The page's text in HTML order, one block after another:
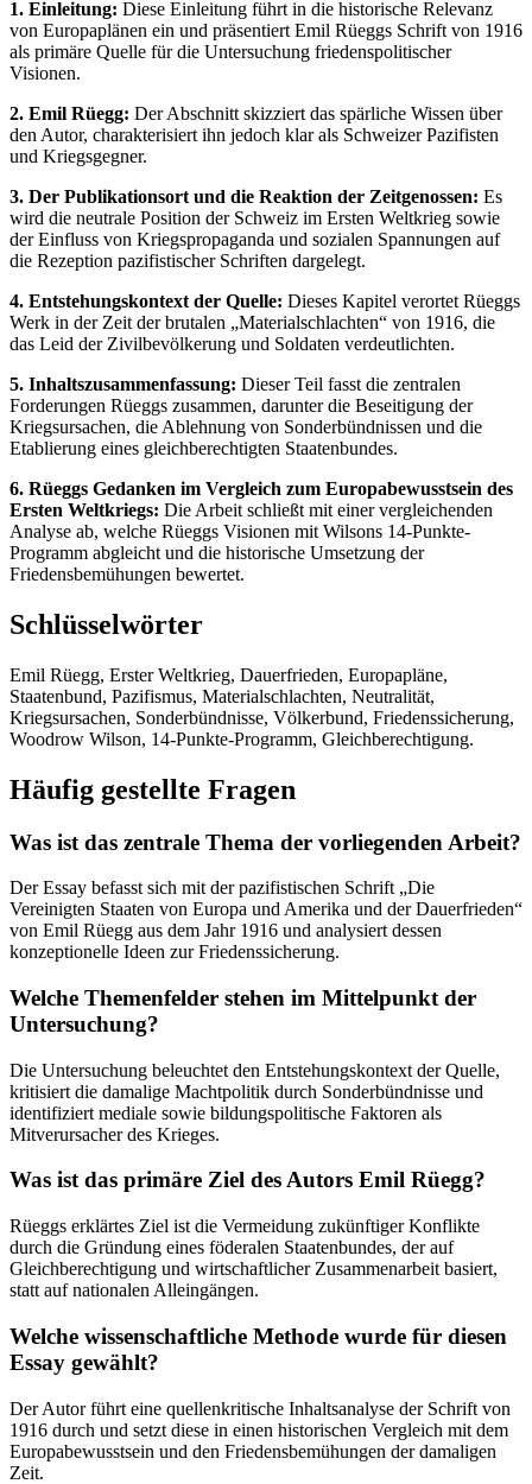
1. Einleitung: Diese Einleitung führt in die historische Relevanz
von Europaplänen ein und präsentiert Emil Rüeggs Schrift von 1916
als primäre Quelle für die Untersuchung friedenspolitischer
Visionen.
2. Emil Rüegg: Der Abschnitt skizziert das spärliche Wissen über
den Autor, charakterisiert ihn jedoch klar als Schweizer Pazifisten
und Kriegsgegner.
3. Der Publikationsort und die Reaktion der Zeitgenossen: Es
wird die neutrale Position der Schweiz im Ersten Weltkrieg sowie
der Einfluss von Kriegspropaganda und sozialen Spannungen auf
die Rezeption pazifistischer Schriften dargelegt.
4. Entstehungskontext der Quelle: Dieses Kapitel verortet Rüeggs
Werk in der Zeit der brutalen „Materialschlachten“ von 1916, die
das Leid der Zivilbevölkerung und Soldaten verdeutlichten.
5. Inhaltszusammenfassung: Dieser Teil fasst die zentralen
Forderungen Rüeggs zusammen, darunter die Beseitigung der
Kriegsursachen, die Ablehnung von Sonderbündnissen und die
Etablierung eines gleichberechtigten Staatenbundes.
6. Rüeggs Gedanken im Vergleich zum Europabewusstsein des
Ersten Weltkriegs: Die Arbeit schließt mit einer vergleichenden
Analyse ab, welche Rüeggs Visionen mit Wilsons 14-Punkte-
Programm abgleicht und die historische Umsetzung der
Friedensbemühungen bewertet.
Schlüsselwörter
Emil Rüegg, Erster Weltkrieg, Dauerfrieden, Europapläne,
Staatenbund, Pazifismus, Materialschlachten, Neutralität,
Kriegsursachen, Sonderbündnisse, Völkerbund, Friedenssicherung,
Woodrow Wilson, 14-Punkte-Programm, Gleichberechtigung.
Häufig gestellte Fragen
Was ist das zentrale Thema der vorliegenden Arbeit?
Der Essay befasst sich mit der pazifistischen Schrift „Die
Vereinigten Staaten von Europa und Amerika und der Dauerfrieden“
von Emil Rüegg aus dem Jahr 1916 und analysiert dessen
konzeptionelle Ideen zur Friedenssicherung.
Welche Themenfelder stehen im Mittelpunkt der
Untersuchung?
Die Untersuchung beleuchtet den Entstehungskontext der Quelle,
kritisiert die damalige Machtpolitik durch Sonderbündnisse und
identifiziert mediale sowie bildungspolitische Faktoren als
Mitverursacher des Krieges.
Was ist das primäre Ziel des Autors Emil Rüegg?
Rüeggs erklärtes Ziel ist die Vermeidung zukünftiger Konflikte
durch die Gründung eines föderalen Staatenbundes, der auf
Gleichberechtigung und wirtschaftlicher Zusammenarbeit basiert,
statt auf nationalen Alleingängen.
Welche wissenschaftliche Methode wurde für diesen
Essay gewählt?
Der Autor führt eine quellenkritische Inhaltsanalyse der Schrift von
1916 durch und setzt diese in einen historischen Vergleich mit dem
Europabewusstsein und den Friedensbemühungen der damaligen
Zeit.